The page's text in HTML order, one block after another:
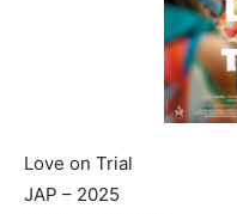
Love on Trial
JAP – 2025